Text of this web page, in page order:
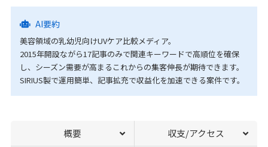
AI要約
美容領域の乳幼児向けUVケア比較メディア。
2015年開設ながら17記事のみで関連キーワードで高順位を確保
し、シーズン需要が高まるこれからの集客伸長が期待できます。
SIRIUS製で運用簡単、記事拡充で収益化を加速できる案件です。
概要 収支/アクセス